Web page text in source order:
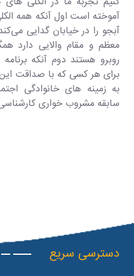
آموخته است اول آنکه همه
آبجو را در خیابان گدایی
معظم و مقام والایی دارد
روبرو هستند دوم آنکه
برای هر کسی که با صداقت این
به زمینه های خانوادگی
سابقه مشروب خواری
دسترسی سریع